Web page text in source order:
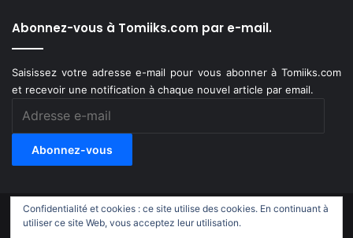
Abonnez-vous à Tomiiks.com par e-mail.
Saisissez votre adresse e-mail pour vous abonner à Tomiiks.com
et recevoir une notification à chaque nouvel article par email.
Abonnez-vous
© Copyright 2011-2018, All Rights Reserved |
Confidentialité et cookies : ce site utilise des cookies. En continuant à
utiliser ce site Web, vous acceptez leur utilisation.